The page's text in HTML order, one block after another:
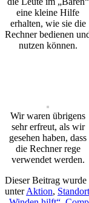
eine kleine Hilfe
erhalten, wie sie die
Rechner bedienen
nutzen können.
Wir waren übrigens
sehr erfreut, als wir
gesehen haben, dass
die Rechner rege
verwendet werden.
Dieser Beitrag wurde
unterAktion,